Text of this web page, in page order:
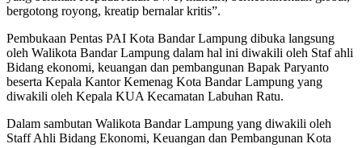
bergotong royong, kreatip bernalar kritis”.
Pembukaan Pentas PAI Kota Bandar Lampung dibuka langsung
oleh Walikota Bandar Lampung dalam hal ini diwakili oleh Staf ahli
Bidang ekonomi, keuangan dan pembangunan Bapak Paryanto
beserta Kepala Kantor Kemenag Kota Bandar Lampung yang
diwakili oleh Kepala KUA Kecamatan Labuhan Ratu.
Dalam sambutan Walikota Bandar Lampung yang diwakili oleh
Staff Ahli Bidang Ekonomi, Keuangan dan Pembangunan Kota